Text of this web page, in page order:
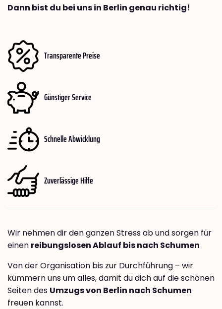
Dann bist du bei uns in Berlin genau richtig!
Transparente Preise
Günstiger Service
Schnelle Abwicklung
Zuverlässige Hilfe
Wir nehmen dir den ganzen Stress ab und sorgen für
einen reibungslosen Ablauf bis nach Schumen
Von der Organisation bis zur Durchführung – wir
kümmern uns um alles, damit du dich auf die schönen
Seiten des Umzugs von Berlin nach Schumen
freuen kannst.